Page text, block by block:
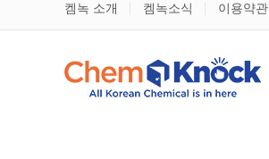
켐녹 소개 켐녹소식 이용약관